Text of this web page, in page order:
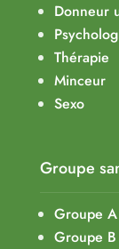
Donneur
Thérapie
Minceur
Sexo
Groupe
Groupe A
Groupe B